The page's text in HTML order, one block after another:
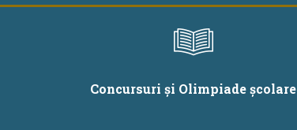
Concursuri și Olimpiade școlare